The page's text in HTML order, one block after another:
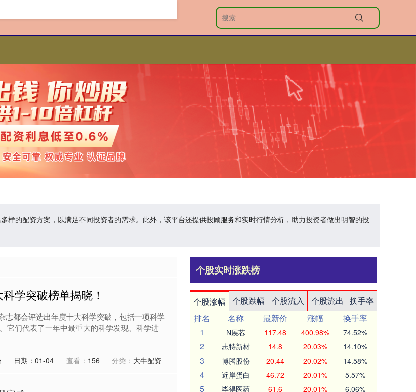
样的配资方案，以满足不同投资者的需求。此外，该平台还提供投顾服务和实时行情分析，助力投资者做出明智的投
学突破榜单揭晓！
志都会评选出年度十大科学突破，包括一项科学
它们代表了一年中最重大的科学发现、科学进
日期：01-04 查看： 156 分类： 大牛配资
个股实时涨跌榜
个股涨幅 个股跌幅 个股流入 个股流出
换手率
排名
名称 最新价 涨幅
换手率
1
N展芯 117.48 400.98% 74.52%
2 志特新材 14.8 20.03% 14.10%
3 博腾股份 20.44 20.02% 14.58%
4 近岸蛋白 46.72 20.01% 5.57%
5 毕得医药 61.6 20.01% 6.06%